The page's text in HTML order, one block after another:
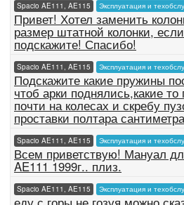
Spacio AE111, AE115 Эксплуатация и
Привет! Хотел заменить
размер штатной колонки,
подскажите! Спасибо!
Spacio AE111, AE115 Эксплуатация и
Подскажите какие пружины
чтоб арки поднялись,какие то
почти на колесах и скребу
проставки полтара
Spacio AE111, AE115 Эксплуатация и
Всем приветствую! Мануал
AE111 1999г.. плиз.
Spacio AE111, AE115 Эксплуатация и